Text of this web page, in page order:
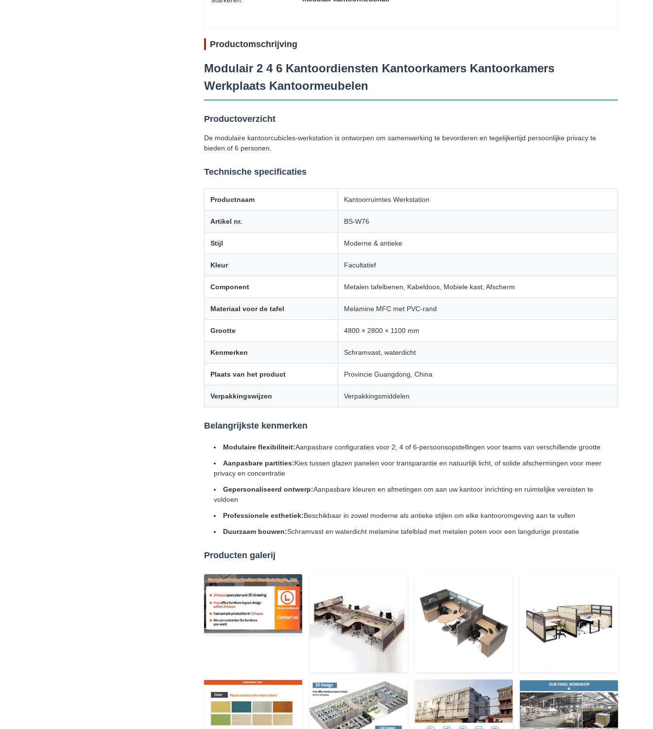
Productomschrijving
Modulair 2 4 6 Kantoordiensten Kantoorkamers Kantoorkamers
Werkplaats Kantoormeubelen
Productoverzicht
De modulaire kantoorcubicles-werkstation is ontworpen om samenwerking te bevorderen en tegelijkertijd persoonlijke privacy te
bieden.of 6 personen.
Technische specificaties
Productnaam Kantoorruimtes Werkstation
Artikel nr. BS-W76
Stijl Moderne & antieke
Kleur Facultatief
Component Metalen tafelbenen, Kabeldoos, Mobiele kast, Afscherm
Materiaal voor de tafel Melamine MFC met PVC-rand
Grootte 4800 × 2800 × 1100 mm
Kenmerken Schramvast, waterdicht
Plaats van het product Provincie Guangdong, China
Verpakkingswijzen Verpakkingsmiddelen
Belangrijkste kenmerken
Modulaire flexibiliteit:Aanpasbare configuraties voor 2, 4 of 6-persoonsopstellingen voor teams van verschillende grootte
Aanpasbare partities:Kies tussen glazen panelen voor transparantie en natuurlijk licht, of solide afschermingen voor meer
privacy en concentratie
Gepersonaliseerd ontwerp:Aanpasbare kleuren en afmetingen om aan uw kantoor inrichting en ruimtelijke vereisten te
voldoen
Professionele esthetiek:Beschikbaar in zowel moderne als antieke stijlen om elke kantooromgeving aan te vullen
Duurzaam bouwen:Schramvast en waterdicht melamine tafelblad met metalen poten voor een langdurige prestatie
Producten galerij